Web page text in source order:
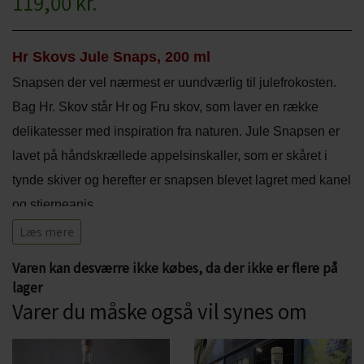
MERLOT
PINOT NOIR
REFOSCO
RIESLING
CHOKOLADE, LAKRIDS ETC
ØL
CIDER
TONICS OG VAND
JUL OG GLØGG
Hr Skovs Jule Snaps, 200 ml
Snapsen der vel nærmest er uundværlig til julefrokosten.
Bag Hr. Skov står Hr og Fru skov, som laver en række
delikatesser med inspiration fra naturen. Jule Snapsen er
lavet på håndskrællede appelsinskaller, som er skåret i
tynde skiver og herefter er snapsen blevet lagret med kanel
og stjerneanis.
Duft- og smagsnoter:
Hr Skovs Jule Snaps har noter af appelsin - og giver
associationer til jul.
Snapsen kan fx serveres til årets julefrokost eller som
Læs mere
Varen kan desværre ikke købes, da der ikke er flere på
lager
Varer du måske også vil synes om